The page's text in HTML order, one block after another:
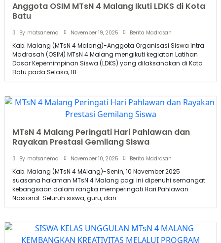
Anggota OSIM MTsN 4 Malang Ikuti LDKS di Kota
Batu
By matsanema November 19, 2025 Berita Madrasah
Kab. Malang (MTsN 4 Malang)-Anggota Organisasi Siswa Intra
Madrasah (OSIM) MTsN 4 Malang mengikuti kegiatan Latihan
Dasar Kepemimpinan Siswa (LDKS) yang dilaksanakan di Kota
Batu pada Selasa, 18...
MTsN 4 Malang Peringati Hari Pahlawan dan
Rayakan Prestasi Gemilang Siswa
By matsanema November 10, 2025 Berita Madrasah
Kab. Malang (MTsN 4 MAlang)-Senin, 10 November 2025
suasana halaman MTsN 4 Malang pagi ini dipenuhi semangat
kebangsaan dalam rangka memperingati Hari Pahlawan
Nasional. Seluruh siswa, guru, dan...